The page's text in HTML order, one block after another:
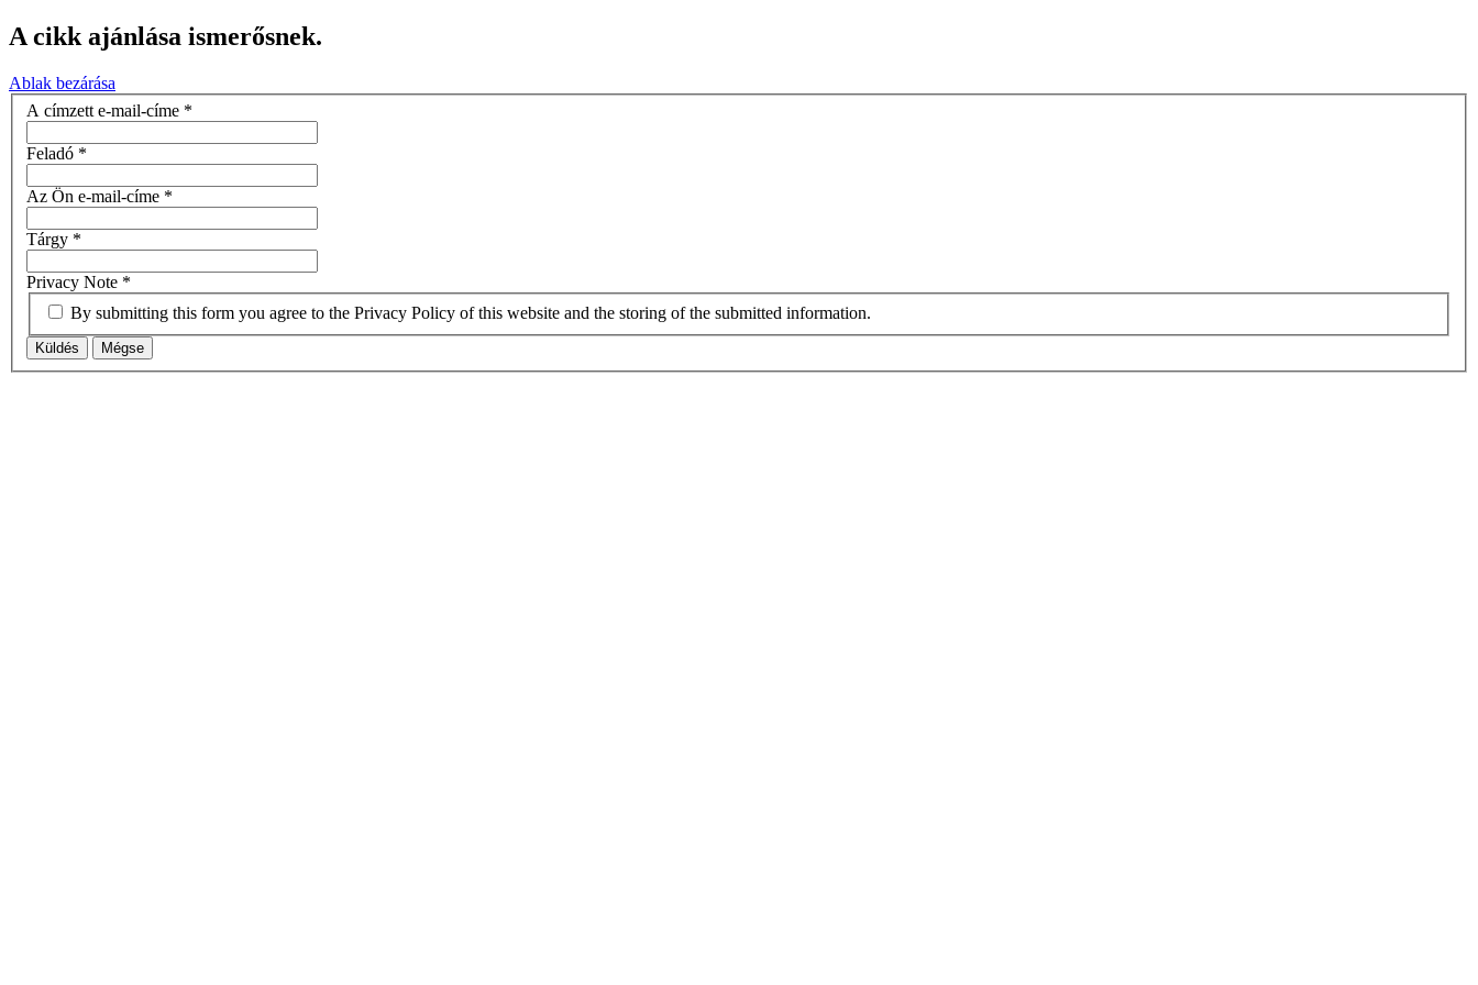
A cikk ajánlása ismerősnek.
Ablak bezárása
A címzett e-mail-címe *
Feladó *
Az Ön e-mail-címe *
Tárgy *
Privacy Note *
By submitting this form you agree to the Privacy Policy of this website and the storing of the submitted information.
Küldés Mégse